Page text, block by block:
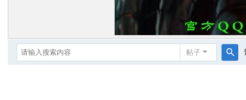
帖子